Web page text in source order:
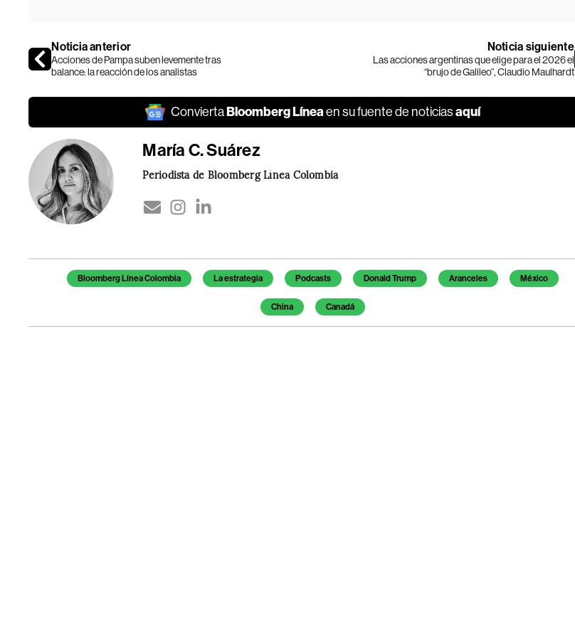
Noticia anterior
Acciones de Pampa suben levemente tras
balance: la reacción de los analistas
Noticia siguiente
Las acciones argentinas que elige para el 2026 el
“brujo de Galileo”, Claudio Maulhardt
ConviertaBloomberg Líneaen su fuente de noticiasaquí
María C. Suárez
Periodista de Bloomberg Línea Colombia
Temas de este artículo
Bloomberg Línea Colombia La estrategia Podcasts Donald Trump Aranceles México
China Canadá